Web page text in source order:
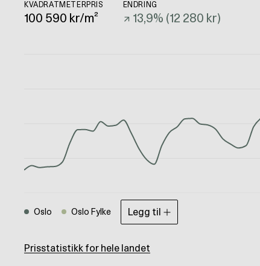
KVADRATMETERPRIS
100 590 kr/m²
ENDRING
↗ 13,9% (12 280 kr)
Oslo Oslo Fylke Legg til
Prisstatistikk for hele landet